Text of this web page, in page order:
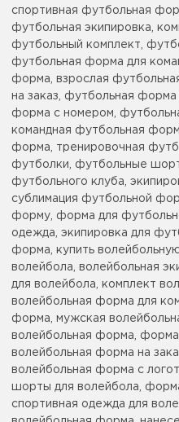
спортивная футбольная
футбольная экипировка,
футбольный комплект,
футбольная форма для
форма, взрослая
на заказ, футбольная
форма с номером,
командная футбольная
форма, тренировочная
футболки, футбольные
футбольного клуба,
сублимация футбольной
форму, форма для
одежда, экипировка для
форма, купить
волейбола, волейбольная
для волейбола, комплект
волейбольная форма для
форма, мужская
волейбольная форма, форма
волейбольная форма на
волейбольная форма с
шорты для волейбола,
спортивная одежда для